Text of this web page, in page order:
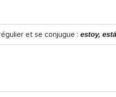
et se conjugue : estoy,